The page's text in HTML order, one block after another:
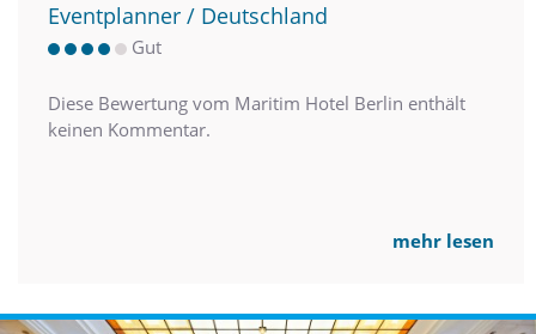
Eventplanner / Deutschland
Gut
Diese Bewertung vom Maritim Hotel Berlin enthält
keinen Kommentar.
mehr lesen